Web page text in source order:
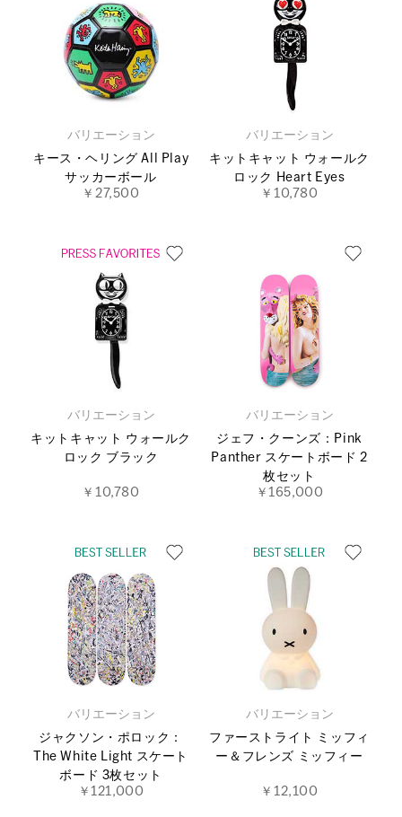
バリエーション
キース・ヘリング All Play
サッカーボール
￥27,500
バリエーション
キットキャット ウォールク
ロック Heart Eyes
￥10,780
バリエーション
キットキャット ウォールク
ロック ブラック
￥10,780
バリエーション
ジェフ・クーンズ：Pink
Panther スケートボード 2
枚セット
￥165,000
バリエーション
ジャクソン・ポロック：
The White Light スケート
ボード 3枚セット
￥121,000
バリエーション
ファーストライト ミッフィ
ー＆フレンズ ミッフィー
￥12,100